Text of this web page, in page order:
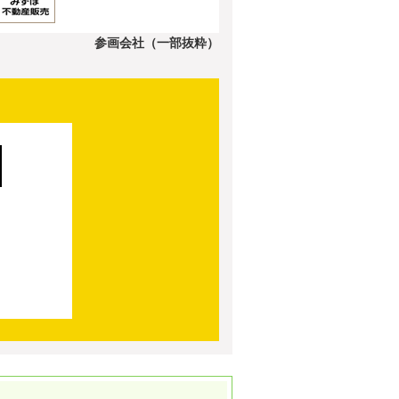
参画会社（一部抜粋）